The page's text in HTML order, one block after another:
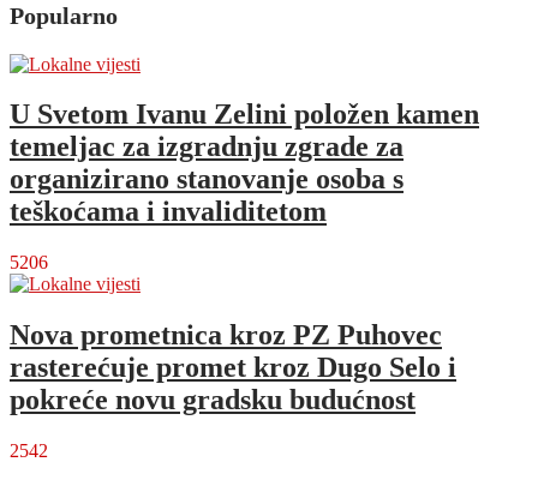
Popularno
U Svetom Ivanu Zelini položen kamen
temeljac za izgradnju zgrade za
organizirano stanovanje osoba s
teškoćama i invaliditetom
5206
Nova prometnica kroz PZ Puhovec
rasterećuje promet kroz Dugo Selo i
pokreće novu gradsku budućnost
2542